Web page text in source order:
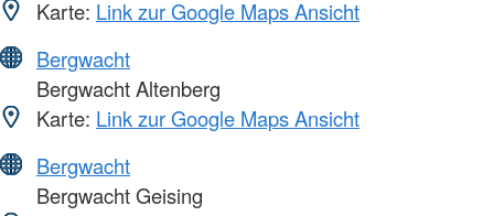
Karte: Link zur Google Maps Ansicht
Bergwacht
Bergwacht Altenberg
Karte: Link zur Google Maps Ansicht
Bergwacht
Bergwacht Geising